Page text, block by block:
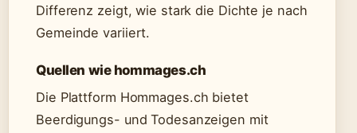
Differenz zeigt, wie stark die Dichte je nach
Gemeinde variiert.
Quellen wie hommages.ch
Die Plattform Hommages.ch bietet
Beerdigungs- und Todesanzeigen mit